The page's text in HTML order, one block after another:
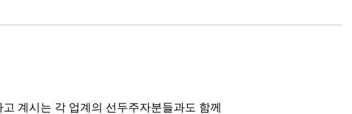
계시는 각 업계의 선두주자분들과도 함께